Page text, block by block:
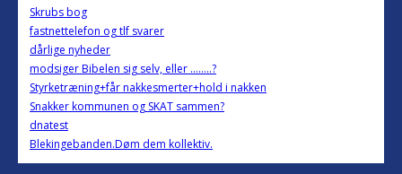
Skrubs bog
fastnettelefon og tlf svarer
dårlige nyheder
modsiger Bibelen sig selv, eller ........?
Styrketræning+får nakkesmerter+hold i nakken
Snakker kommunen og SKAT sammen?
dnatest
Blekingebanden.Døm dem kollektiv.